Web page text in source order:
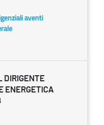
aventi
DIRIGENTE
ENERGETICA